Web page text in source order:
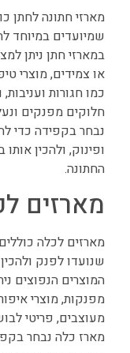
מארזי חתונה לחתן
שמיועדים במיוחד
במארזי חתן ניתן
או צמידים, מוצרי
כמו חגורות ועניבות,
חלוקים מפנקים
נבחר בקפידה כדי
ופינוק, ולהכין אותו
החתונה.
מארזים
מארזים לכלה כוללים
שנועדו לפנק ולהכין
המוצרים הנפוצים
מפנקות, מוצרי
מעוצבים, פריטי לבוש
מארז כלה נבחר